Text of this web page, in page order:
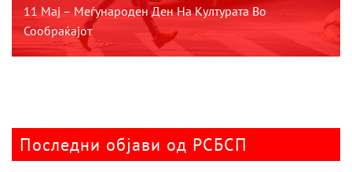
11 Мај – Меѓународен Ден На Културата Во
Сообраќајот
Последни објави од РСБСП